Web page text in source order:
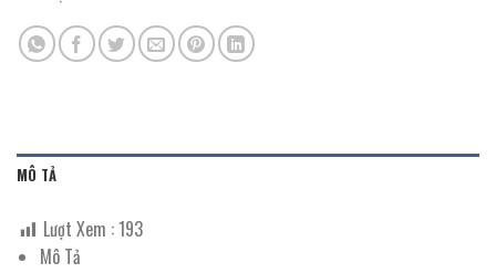
MÔ TẢ
Lượt Xem :193
Mô Tả